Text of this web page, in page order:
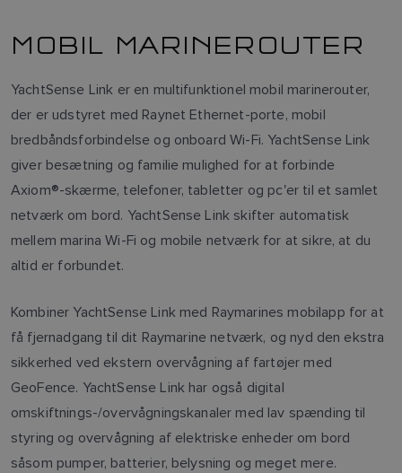
MOBIL MARINEROUTER
YachtSense Link er en multifunktionel mobil marinerouter,
der er udstyret med Raynet Ethernet-porte, mobil
bredbåndsforbindelse og onboard Wi-Fi. YachtSense Link
giver besætning og familie mulighed for at forbinde
Axiom®-skærme, telefoner, tabletter og pc'er til et samlet
netværk om bord. YachtSense Link skifter automatisk
mellem marina Wi-Fi og mobile netværk for at sikre, at du
altid er forbundet.
Kombiner YachtSense Link med Raymarines mobilapp for at
få fjernadgang til dit Raymarine netværk, og nyd den ekstra
sikkerhed ved ekstern overvågning af fartøjer med
GeoFence. YachtSense Link har også digital
omskiftnings-/overvågningskanaler med lav spænding til
styring og overvågning af elektriske enheder om bord
såsom pumper, batterier, belysning og meget mere.